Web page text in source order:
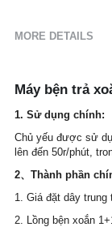
MORE DETAILS
Máy bện trả
1. Sử dụng chính:
Chủ yếu được sử
lên đến 50r/phút,
2、Thành phần
1. Giá đặt dây trung
2. Lồng bện xoắn